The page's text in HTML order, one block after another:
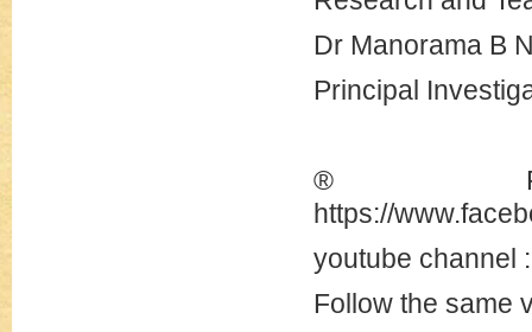
Dr Manorama B
Principal
®
https://
youtube channel
Follow the same